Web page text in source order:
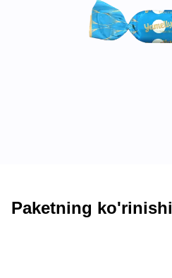
Paketning ko'rinishi